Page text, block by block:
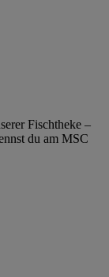
Fischtheke –
du am MSC